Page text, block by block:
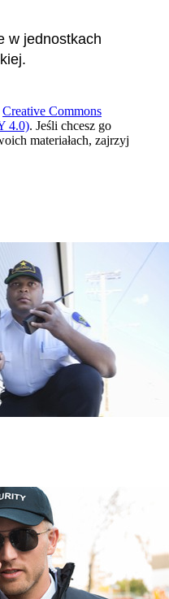
w jednostkach
Creative Commons
4.0). Jeśli chcesz go
materiałach, zajrzyj